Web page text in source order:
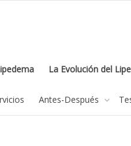
La Evolución del
Antes-Después